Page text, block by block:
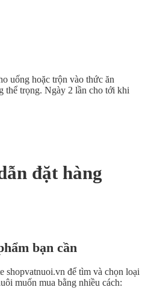
uống hoặc trộn vào thức ăn
thể trọng. Ngày 2 lần cho tới khi
đặt hàng
bạn cần
shopvatnuoi.vn để tìm và chọn loại
muốn mua bằng nhiều cách: